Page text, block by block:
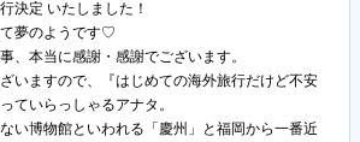
決定 いたしました！
夢のようです♡
、本当に感謝・感謝でございます。
いますので、『はじめての海外旅行だけど不安
ていらっしゃるアナタ。
い博物館といわれる「慶州」と福岡から一番近